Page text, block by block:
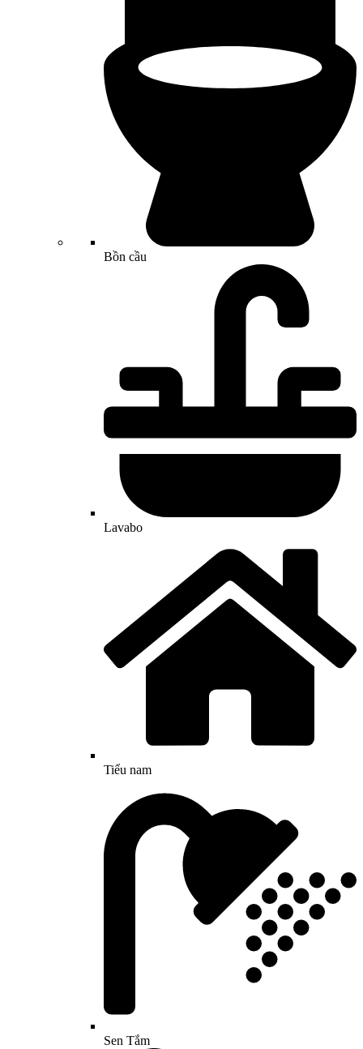
Bồn cầu
Lavabo
Tiểu nam
Sen Tắm